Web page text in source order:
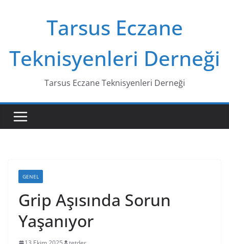
Tarsus Eczane
Teknisyenleri Derneği
Tarsus Eczane Teknisyenleri Derneği
GENEL
Grip Aşısında Sorun
Yaşanıyor